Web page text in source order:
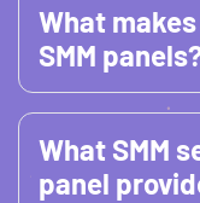
What
SMM
What SMM
panel